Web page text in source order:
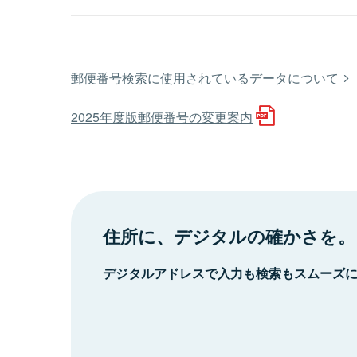
郵便番号検索に使用されているデータについて
2025年度版郵便番号の変更案内
住所に、デジタルの確かさを。
デジタルアドレスで入力も検索もスムーズ